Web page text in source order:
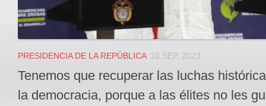
PRESIDENCIA DE LA REPÚBLICA 10 SEP, 2023
Tenemos que recuperar las luchas
la democracia, porque a las élites no les